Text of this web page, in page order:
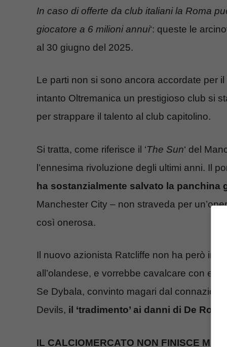
In caso di offerte da club italiani la Roma
giocatore a 6 milioni annui‘: queste le
al 30 giugno del 2025.
Le parti non si sono ancora accordate per
intanto Oltremanica un prestigioso club si
per strappare il talento al club capitolino.
Si tratta, come riferisce il ‘The Sun‘ del
l’ennesima rivoluzione degli ultimi anni. Il
ha sostanzialmente salvato la panchina
Manchester City – non straveda per
così onerosa.
Il nuovo azionista Ratcliffe non ha però
all’olandese, e vorrebbe cavalcare con
Se Dybala, convinto magari dal
Devils, il ‘tradimento’ ai danni di De
IL CALCIOMERCATO NON FINISCE MAI: